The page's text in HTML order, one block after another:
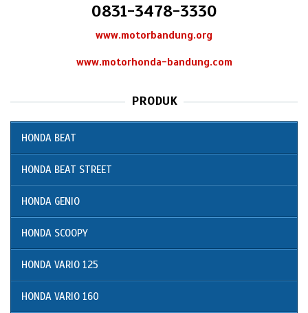
0831-3478-3330
www.motorbandung.org
www.motorhonda-bandung.com
PRODUK
HONDA BEAT
HONDA BEAT STREET
HONDA GENIO
HONDA SCOOPY
HONDA VARIO 125
HONDA VARIO 160